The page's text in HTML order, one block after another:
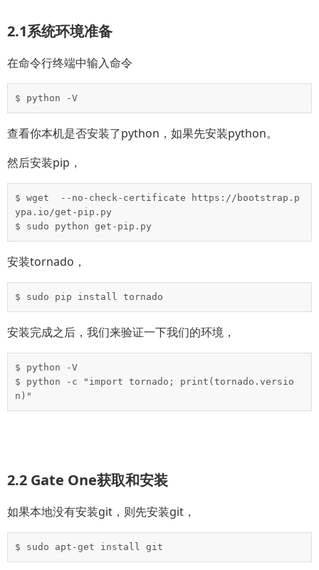
2.1系统环境准备
在命令行终端中输入命令
$ python -V
查看你本机是否安装了python，如果先安装python。
然后安装pip，
$ wget  --no-check-certificate https://bootstrap.p
ypa.io/get-pip.py
$ sudo python get-pip.py
安装tornado，
$ sudo pip install tornado
安装完成之后，我们来验证一下我们的环境，
$ python -V
$ python -c "import tornado; print(tornado.versio
n)"
2.2 Gate One获取和安装
如果本地没有安装git，则先安装git，
$ sudo apt-get install git